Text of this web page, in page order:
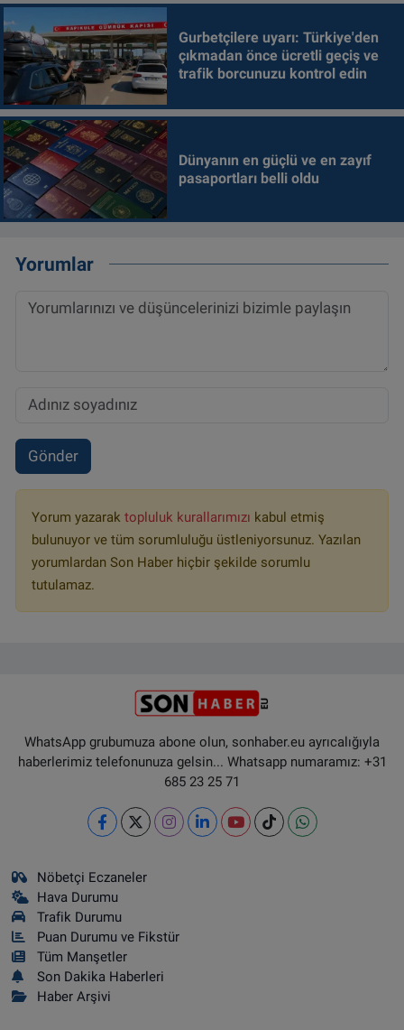
Gurbetçilere uyarı: Türkiye'den
çıkmadan önce ücretli geçiş ve
trafik borcunuzu kontrol edin
Dünyanın en güçlü ve en zayıf
pasaportları belli oldu
Yorumlar
Gönder
Yorum yazarak topluluk kurallarımızı kabul etmiş
bulunuyor ve tüm sorumluluğu üstleniyorsunuz. Yazılan
yorumlardan Son Haber hiçbir şekilde sorumlu
tutulamaz.
WhatsApp grubumuza abone olun, sonhaber.eu ayrıcalığıyla
haberlerimiz telefonunuza gelsin... Whatsapp numaramız: +31
685 23 25 71
Nöbetçi Eczaneler
Hava Durumu
Trafik Durumu
Puan Durumu ve Fikstür
Tüm Manşetler
Son Dakika Haberleri
Haber Arşivi